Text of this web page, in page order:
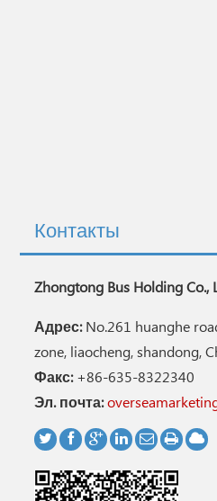
Контакты
Zhongtong Bus Holding Co.,
Адрес:No.261 huanghe
zone, liaocheng, shandong,
Факс:+86-635-8322340
Эл. почта: